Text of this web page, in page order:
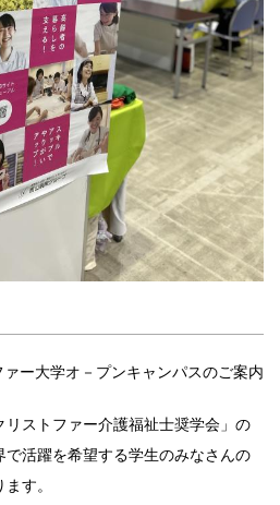
ー大学オ－プンキャンパスのご案内
ストファー介護福祉士奨学会」の
活躍を希望する学生のみなさんの
す。